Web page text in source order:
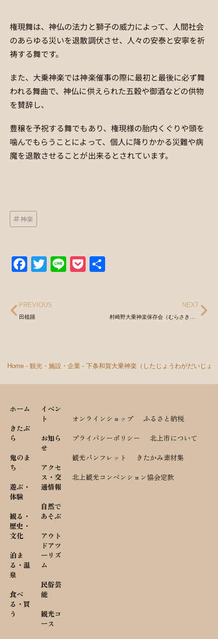
権現舞は、神仏の法力と獅子の威力によって、人間社会
のあらゆる災いを退散調伏させ、人々の安泰と安寧を祈
祷する舞です。
また、大乗神楽では神楽催事の際に最初と最後に必ず舞
われる舞曲で、神仏に供えられた五穀や御酒などの供物
を賛辞し、
豊穣を予祝する舞でもあり、権現様の胎内くぐりや頭を
噛んでもらうことによって、個人に降りかかる災難や病
魔を退散させることが出来るとされています。
神楽
Facebook
Twitter
LinePocket
PREVIOUS
田植踊
NEXT
村崎野大乗神楽保存会（むらさきのだいじょうかぐらほぞんかい）
Home - 観光・施設・企業 - 下条和賀大乗神楽（したじょうわがだいじょ
ホーム
きたぶ
ら
鬼のま
ち
遊ぶ・
体験
観る・
歴史・
文化
泊ま
る・温
泉
食べ
る・買
う
イベン
ト
お知ら
せ
アクセ
ス・交
通情報
自然で
あそぶ
アウト
ドアツ
ーリズ
ム
民俗芸
能
観光コ
ース
オンラインショップ
ふるさと納税
プライバシーポリシー
北上市について
観光パンフレット
きたかみ素材集
北上観光コンベンション協会定款